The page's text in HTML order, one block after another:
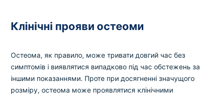
Клінічні прояви остеоми
Остеома, як правило, може тривати довгий час без
симптомів і виявлятися випадково під час обстежень за
іншими показаннями. Проте при досягненні значущого
розміру, остеома може проявлятися клінічними